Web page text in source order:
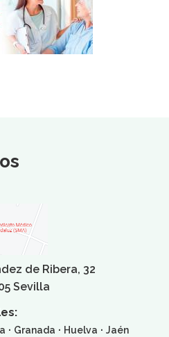
de Ribera, 32
Sevilla
· Granada · Huelva · Jaén